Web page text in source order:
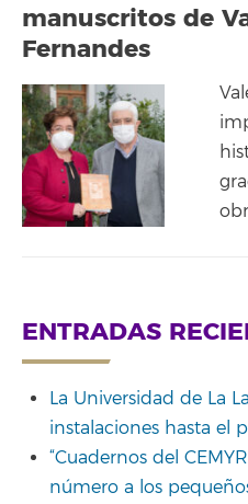
manuscritos de
Fernandes
ENTRADAS
La Universidad de La
instalaciones hasta el
“Cuadernos del
número a los